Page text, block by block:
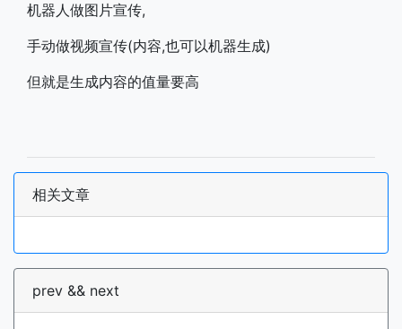
机器人做图片宣传,
手动做视频宣传(内容,也可以机器生成)
但就是生成内容的值量要高
相关文章
prev && next